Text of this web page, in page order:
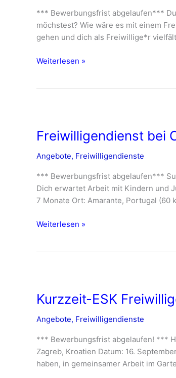
*** Bewerbungsfrist abgelaufen***
möchstest? Wie wäre es mit einem
gehen und dich als Freiwillige*r
Sommer
2024
Weiterlesen »
Freiwilligendienst bei
Angebote, Freiwilligendienste
*** Bewerbungsfrist abgelaufen***
Dich erwartet Arbeit mit Kindern und
7 Monate Ort: Amarante, Portugal
CJ
&
Amarante,
Portugal
Ab
2024
Weiterlesen »
Kurzzeit-ESK
Angebote, Freiwilligendienste
*** Bewerbungsfrist abgelaufen! ***
Zagreb, Kroatien Datum: 16.
haben, in gemeinsamer Arbeit im
Freiwilligendienst
Zagreb
16.09-
25.10.2023